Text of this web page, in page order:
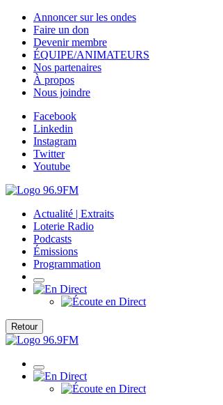
Annoncer sur les ondes
Faire un don
Devenir membre
ÉQUIPE/ANIMATEURS
Nos partenaires
À propos
Nous joindre
Facebook
Linkedin
Instagram
Twitter
Youtube
Actualité | Extraits
Loterie Radio
Podcasts
Émissions
Programmation
Retour